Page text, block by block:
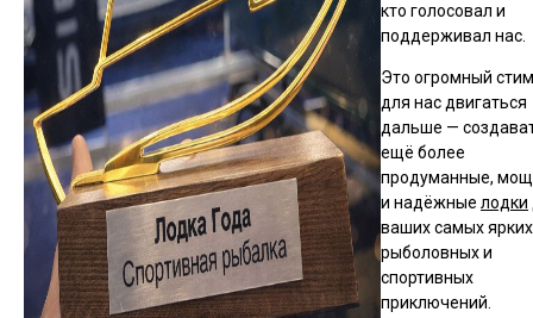
кто голосовал и
поддерживал нас.
Это огромный
для нас двигаться
дальше —
ещё более
продуманные,
и надёжные лодки
ваших самых ярких
рыболовных и
спортивных
приключений.